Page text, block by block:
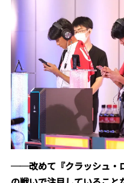
──改めて『クラッシュ・